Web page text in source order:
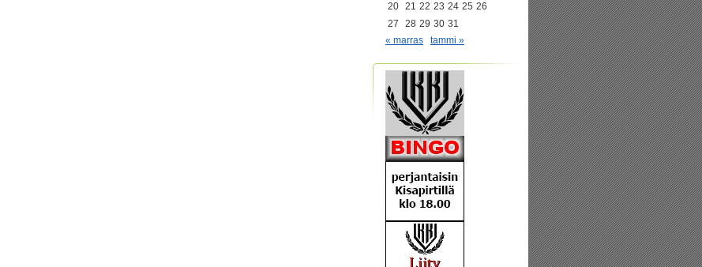
20 21 22 23 24 25 26
27
28 29 30 31
« marras
tammi »